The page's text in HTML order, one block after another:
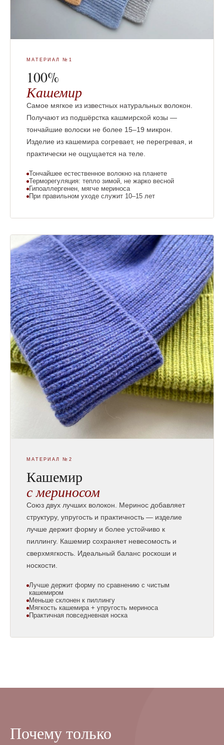
МАТЕРИАЛ №1
100%
Кашемир
Самое мягкое из известных натуральных волокон.
Получают из подшёрстка кашмирской козы —
тончайшие волоски не более 15–19 микрон.
Изделие из кашемира согревает, не перегревая, и
практически не ощущается на теле.
Тончайшее естественное волокно на планете
Терморегуляция: тепло зимой, не жарко весной
Гипоаллергенен, мягче мериноса
При правильном уходе служит 10–15 лет
МАТЕРИАЛ №2
Кашемир
с мериносом
Союз двух лучших волокон. Меринос добавляет
структуру, упругость и практичность — изделие
лучше держит форму и более устойчиво к
пиллингу. Кашемир сохраняет невесомость и
сверхмягкость. Идеальный баланс роскоши и
носкости.
Лучше держит форму по сравнению с чистым
кашемиром
Меньше склонен к пиллингу
Мягкость кашемира + упругость мериноса
Практичная повседневная носка
Почему только